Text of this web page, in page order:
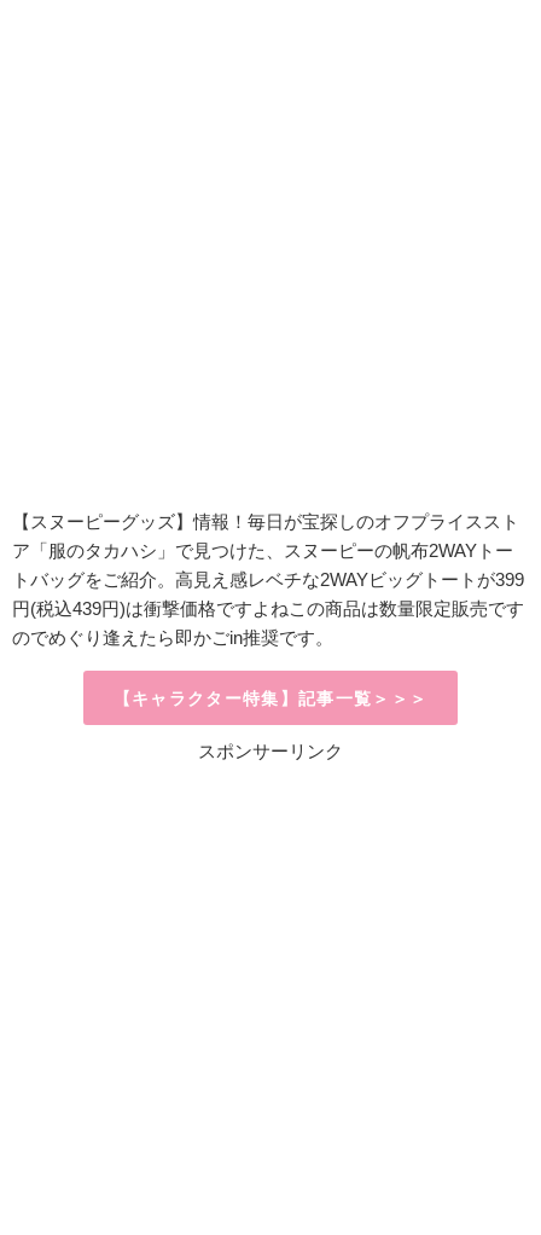
【スヌーピーグッズ】情報！毎日が宝探しのオフプライススト
ア「服のタカハシ」で見つけた、スヌーピーの帆布2WAYトー
トバッグをご紹介。高見え感レベチな2WAYビッグトートが399
円(税込439円)は衝撃価格ですよねこの商品は数量限定販売です
のでめぐり逢えたら即かごin推奨です。
【キャラクター特集】記事一覧＞＞＞
スポンサーリンク